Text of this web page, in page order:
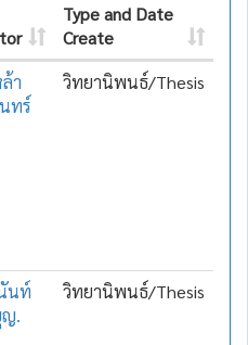
Type and Date
Create
า
ทร์
วิทยานิพนธ์/Thesis
นท์
ญ.
วิทยานิพนธ์/Thesis